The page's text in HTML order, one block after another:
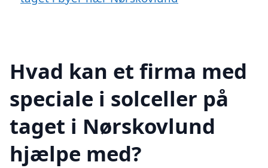
Hvad kan et firma med
speciale i solceller på
taget i Nørskovlund
hjælpe med?